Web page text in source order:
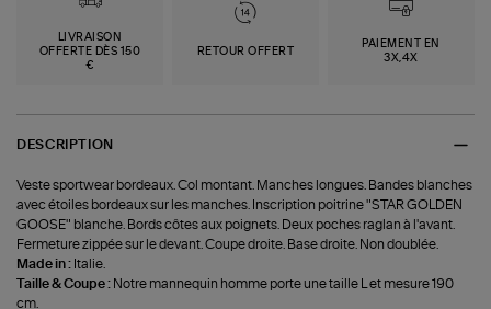
LIVRAISON
OFFERTE DÈS 150
€
RETOUR OFFERT
PAIEMENT EN
3X,4X
DESCRIPTION
Veste sportwear bordeaux. Col montant. Manches longues. Bandes blanches
avec étoiles bordeaux sur les manches. Inscription poitrine "STAR GOLDEN
GOOSE" blanche. Bords côtes aux poignets. Deux poches raglan à l'avant.
Fermeture zippée sur le devant. Coupe droite. Base droite. Non doublée.
Made in : Italie.
Taille & Coupe : Notre mannequin homme porte une taille L et mesure 190
cm.